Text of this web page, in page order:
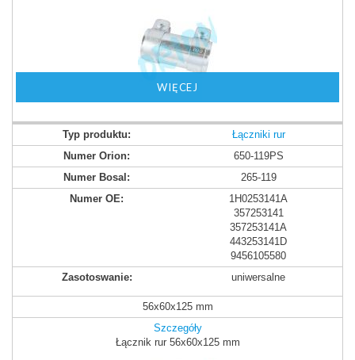
WIĘCEJ
Łączniki rur
650-119PS
265-119
1H0253141A
357253141
357253141A
443253141D
9456105580
uniwersalne
56x60x125 mm
Szczegóły
Łącznik rur 56x60x125 mm